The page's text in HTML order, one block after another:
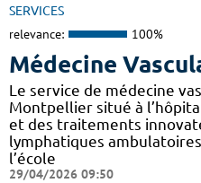
SERVICES
relevance: 100%
Médecine
Le service de médecine
Montpellier situé à
et des traitements
lymphatiques
l’école
29/04/2026 09:50